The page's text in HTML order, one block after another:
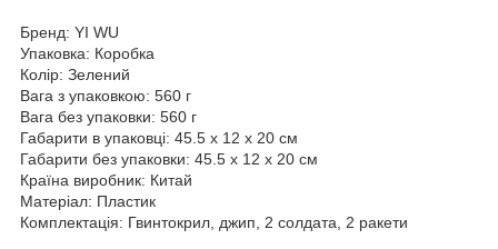
Бренд: YI WU
Упаковка: Коробка
Колір: Зелений
Вага з упаковкою: 560 г
Вага без упаковки: 560 г
Габарити в упаковці: 45.5 x 12 x 20 см
Габарити без упаковки: 45.5 x 12 x 20 см
Країна виробник: Китай
Матеріал: Пластик
Комплектація: Гвинтокрил, джип, 2 солдата, 2 ракети